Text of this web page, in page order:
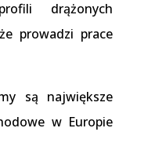
drążonych
prowadzi prace
są największe
w Europie